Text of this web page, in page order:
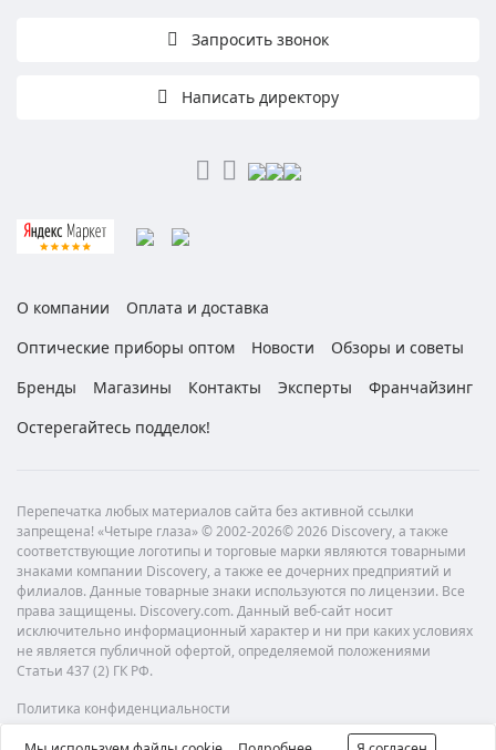
Запросить звонок
Написать директору
О компании
Оплата и доставка
Оптические приборы оптом
Новости
Обзоры и советы
Бренды
Магазины Контакты Эксперты
Франчайзинг
Остерегайтесь подделок!
Перепечатка любых материалов сайта без активной ссылки
запрещена! «Четыре глаза» © 2002-2026© 2026 Discovery, а также
соответствующие логотипы и торговые марки являются товарными
знаками компании Discovery, а также ее дочерних предприятий и
филиалов. Данные товарные знаки используются по лицензии. Все
права защищены. Discovery.com. Данный веб-сайт носит
исключительно информационный характер и ни при каких условиях
не является публичной офертой, определяемой положениями
Статьи 437 (2) ГК РФ.
Политика конфиденциальности